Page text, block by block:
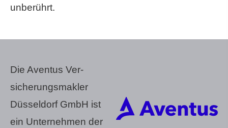
unberührt.
Die Aventus Ver­
sicherungs­makler
Düsseldorf GmbH ist
ein Unternehmen der